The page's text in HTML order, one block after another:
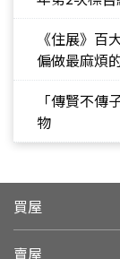
《住展》
偏做最麻煩
「傳賢不
物
買屋
賣屋